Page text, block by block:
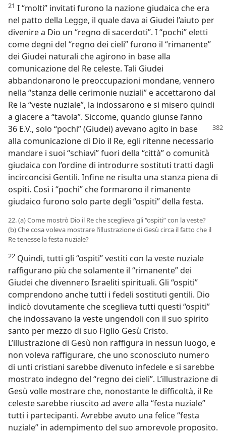
21 I “molti” invitati furono la nazione giudaica che era
nel patto della Legge, il quale dava ai Giudei l’aiuto per
divenire a Dio un “regno di sacerdoti”. I “pochi” eletti
come degni del “regno dei cieli” furono il “rimanente”
dei Giudei naturali che agirono in base alla
comunicazione del Re celeste. Tali Giudei
abbandonarono le preoccupazioni mondane, vennero
nella “stanza delle cerimonie nuziali” e accettarono dal
Re la “veste nuziale”, la indossarono e si misero quindi
a giacere a “tavola”. Siccome, quando giunse l’anno
36 E.V., solo “pochi” (Giudei) avevano agito in base
alla comunicazione di Dio il Re, egli ritenne necessario
mandare i suoi “schiavi” fuori della “città” o comunità
giudaica con l’ordine di introdurre sostituti tratti dagli
incirconcisi Gentili. Infine ne risulta una stanza piena di
ospiti. Così i “pochi” che formarono il rimanente
giudaico furono solo parte degli “ospiti” della festa.
22. (a) Come mostrò Dio il Re che sceglieva gli “ospiti” con la veste?
(b) Che cosa voleva mostrare l’illustrazione di Gesù circa il fatto che il
Re tenesse la festa nuziale?
22 Quindi, tutti gli “ospiti” vestiti con la veste nuziale
raffigurano più che solamente il “rimanente” dei
Giudei che divennero Israeliti spirituali. Gli “ospiti”
comprendono anche tutti i fedeli sostituti gentili. Dio
indicò dovutamente che sceglieva tutti questi “ospiti”
che indossavano la veste ungendoli con il suo spirito
santo per mezzo di suo Figlio Gesù Cristo.
L’illustrazione di Gesù non raffigura in nessun luogo, e
non voleva raffigurare, che uno sconosciuto numero
di unti cristiani sarebbe divenuto infedele e si sarebbe
mostrato indegno del “regno dei cieli”. L’illustrazione di
Gesù volle mostrare che, nonostante le difficoltà, il Re
celeste sarebbe riuscito ad avere alla “festa nuziale”
tutti i partecipanti. Avrebbe avuto una felice “festa
nuziale” in adempimento del suo amorevole proposito.